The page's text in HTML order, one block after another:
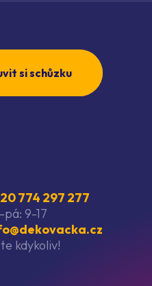
si schůzku
774 297 277
9-17
kdykoliv!